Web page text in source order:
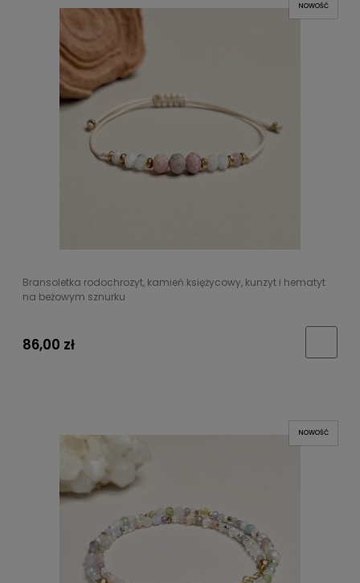
Bransoletka rodochrozyt, kamień księżycowy, kunzyt i hematyt
na beżowym sznurku
86,00 zł
NOWOŚĆ
NOWOŚĆ